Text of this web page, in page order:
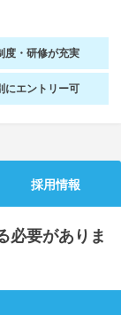
就活コラム
くある質問
があればこちら
度・研修が充実
にエントリー可
採用情報
必要がありま